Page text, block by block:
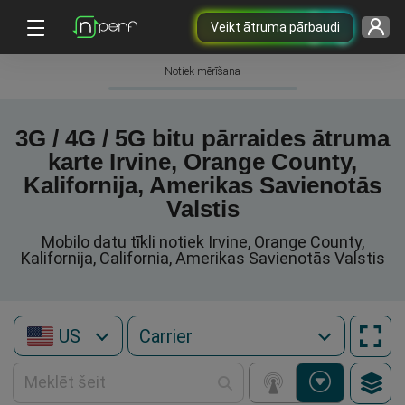
Veikt ātruma pārbaudi
Notiek mērīšana
3G / 4G / 5G bitu pārraides ātruma
karte Irvine, Orange County,
Kalifornija, Amerikas Savienotās
Valstis
Mobilo datu tīkli notiek Irvine, Orange County,
Kalifornija, California, Amerikas Savienotās Valstis
US